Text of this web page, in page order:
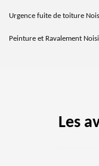
Urgence fuite de toiture
Peinture et Ravalement
Les